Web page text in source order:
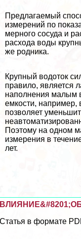
Предлагаемый
измерений по
мерного сосуда и
расхода воды
же родника.
Крупный водоток
правило, является
наполнения малым
емкости, например,
позволяет
Поэтому на одном
измерения в
лет.
Статья в формате